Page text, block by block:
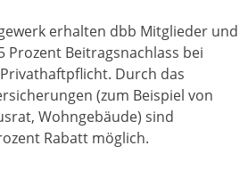
erhalten dbb Mitglieder und
Prozent Beitragsnachlass bei
Durch das
(zum Beispiel von
Wohngebäude) sind
Rabatt möglich.